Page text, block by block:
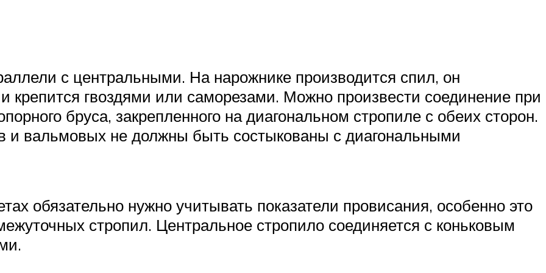
с центральными. На нарожнике производится спил, он
крепится гвоздями или саморезами. Можно произвести соединение при
бруса, закрепленного на диагональном стропиле с обеих сторон.
и вальмовых не должны быть состыкованы с диагональными
обязательно нужно учитывать показатели провисания, особенно это
стропил. Центральное стропило соединяется с коньковым